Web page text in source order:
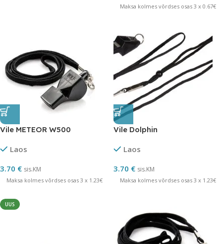
Maksa kolmes võrdses osas 3 x 0.67€
Vile METEOR W500
Laos
3.70 € sis.KM
Maksa kolmes võrdses osas 3 x 1.23€
Vile Dolphin
Laos
3.70 € sis.KM
Maksa kolmes võrdses osas 3 x 1.23€
UUS